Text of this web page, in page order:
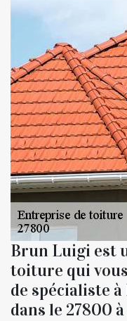
Brun Luigi est
toiture qui
de spécialiste
dans le 27800